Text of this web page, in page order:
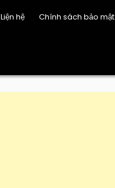
Liện hệ Chính sách bảo mật